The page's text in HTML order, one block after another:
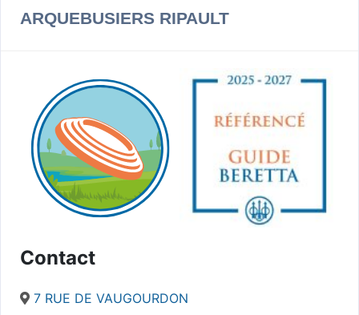
ARQUEBUSIERS RIPAULT
Contact
7 RUE DE VAUGOURDON